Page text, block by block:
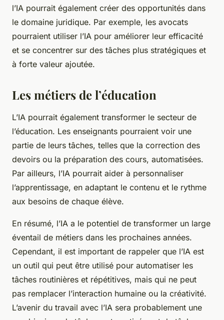
l’IA pourrait également créer des opportunités dans
le domaine juridique. Par exemple, les avocats
pourraient utiliser l’IA pour améliorer leur efficacité
et se concentrer sur des tâches plus stratégiques et
à forte valeur ajoutée.
Les métiers de l’éducation
L’IA pourrait également transformer le secteur de
l’éducation. Les enseignants pourraient voir une
partie de leurs tâches, telles que la correction des
devoirs ou la préparation des cours, automatisées.
Par ailleurs, l’IA pourrait aider à personnaliser
l’apprentissage, en adaptant le contenu et le rythme
aux besoins de chaque élève.
En résumé, l’IA a le potentiel de transformer un large
éventail de métiers dans les prochaines années.
Cependant, il est important de rappeler que l’IA est
un outil qui peut être utilisé pour automatiser les
tâches routinières et répétitives, mais qui ne peut
pas remplacer l’interaction humaine ou la créativité.
L’avenir du travail avec l’IA sera probablement une